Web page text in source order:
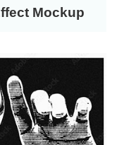
Mockup